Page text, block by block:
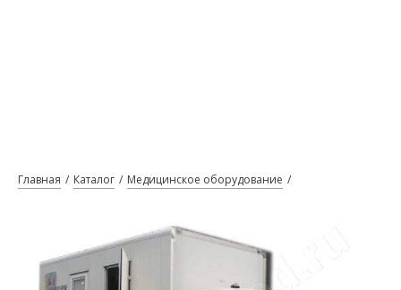
Главная Каталог Медицинское оборудование